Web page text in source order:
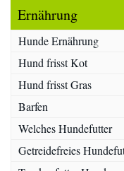
Ernährung
Hunde Ernährung
Hund frisst Kot
Hund frisst Gras
Barfen
Welches Hundefutter
Getreidefreies